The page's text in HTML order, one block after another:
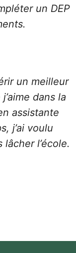
un DEP
un meilleur
dans la
assistante
j’ai voulu
l’école.